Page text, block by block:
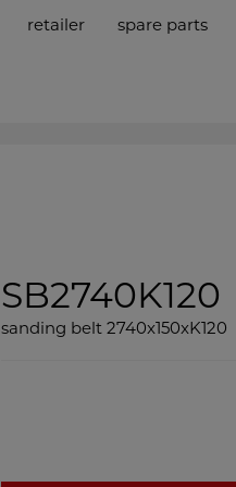
retailer spare parts
SB2740K120
sanding belt 2740x150xK120